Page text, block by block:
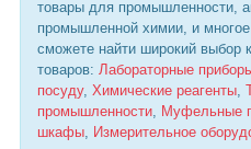
товары для промышленности,
промышленной химии, и
сможете найти широкий выбор
товаров: Лабораторные
посуду, Химические реагенты,
промышленности, Муфельные
шкафы, Измерительное